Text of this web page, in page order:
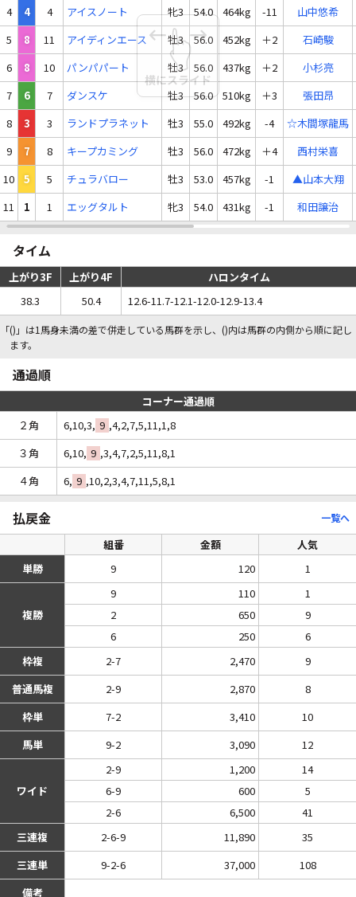
4
4 4 アイスノート 牝3 54.0 464kg -11
山中悠希
5
8 11 アイディンエース 牡3 56.0 452kg ＋2
石崎駿
6
8 10 パンパパート 牡3 56.0 437kg ＋2
小杉亮
7
6 7 ダンスケ 牡3 56.0 510kg ＋3
張田昂
8
3 3 ランドプラネット 牡3 55.0 492kg -4
☆木間塚龍馬
9
7 8 キープカミング 牡3 56.0 472kg ＋4
西村栄喜
10
5 5 チュラバロー 牡3 53.0 457kg -1
▲山本大翔
11
1 1 エッグタルト 牝3 54.0 431kg -1 和田譲治
タイム
上がり3F 上がり4F
ハロンタイム
38.3
50.4 12.6-11.7-12.1-12.0-12.9-13.4
「()」は1馬身未満の差で併走している馬群を示し、()内は馬群の内側から順に記し
ます。
通過順
コーナー通過順
２角
6,10,3, 9 ,4,2,7,5,11,1,8
３角
6,10, 9 ,3,4,7,2,5,11,8,1
４角
6, 9 ,10,2,3,4,7,11,5,8,1
払戻金 一覧へ
組番 金額
人気
単勝
9 120 1
複勝
9 110
1
2
650
9
6
250
6
枠複
2-7 2,470
9
普通馬複
2-9 2,870
8
枠単
7-2 3,410
10
馬単
9-2 3,090 12
ワイド
2-9 1,200
14
6-9
600
5
2-6
6,500
41
三連複
2-6-9 11,890
35
三連単
9-2-6 37,000
108
備考